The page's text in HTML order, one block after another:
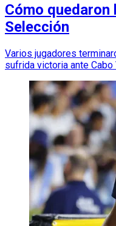
Cómo
Selección
Varios jugadores
sufrida victoria ante Cabo